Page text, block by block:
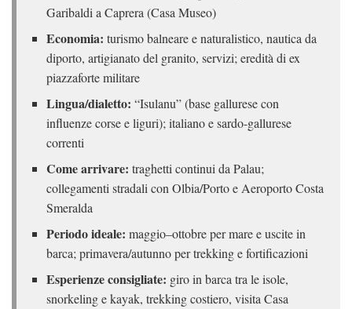
Garibaldi a Caprera (Casa Museo)
Economia: turismo balneare e naturalistico, nautica da
diporto, artigianato del granito, servizi; eredità di ex
piazzaforte militare
Lingua/dialetto: “Isulanu” (base gallurese con
influenze corse e liguri); italiano e sardo-gallurese
correnti
Come arrivare: traghetti continui da Palau;
collegamenti stradali con Olbia/Porto e Aeroporto Costa
Smeralda
Periodo ideale: maggio–ottobre per mare e uscite in
barca; primavera/autunno per trekking e fortificazioni
Esperienze consigliate: giro in barca tra le isole,
snorkeling e kayak, trekking costiero, visita Casa